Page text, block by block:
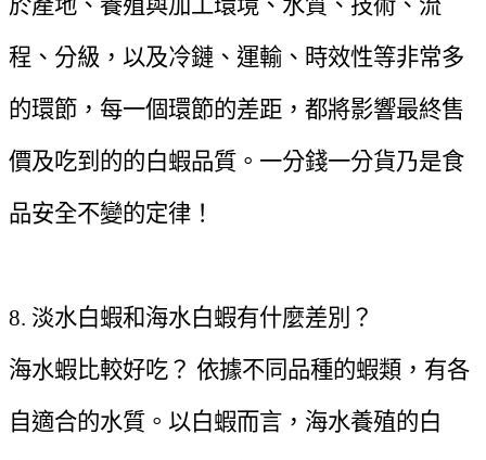
於產地、養殖與加工環境、水質、技術、流
程、分級，以及冷鏈、運輸、時效性等非常多
的環節，每一個環節的差距，都將影響最終售
價及吃到的的白蝦品質。一分錢一分貨乃是食
品安全不變的定律！
8. 淡水白蝦和海水白蝦有什麼差別？
海水蝦比較好吃？ 依據不同品種的蝦類，有各
自適合的水質。以白蝦而言，海水養殖的白